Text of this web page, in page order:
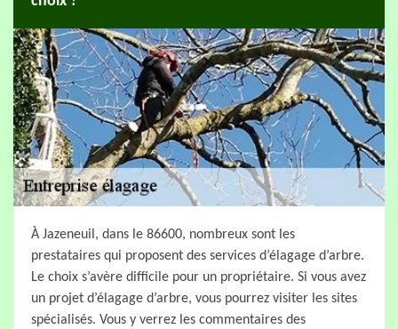
À Jazeneuil, dans le 86600, nombreux sont les
prestataires qui proposent des services d’élagage d’arbre.
Le choix s’avère difficile pour un propriétaire. Si vous avez
un projet d’élagage d’arbre, vous pourrez visiter les sites
spécialisés. Vous y verrez les commentaires des